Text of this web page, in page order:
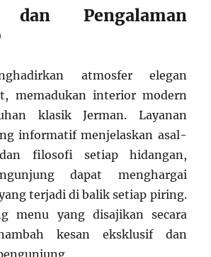
dan Pengalaman
atmosfer elegan
memadukan interior modern
klasik Jerman. Layanan
informatif menjelaskan asal-
filosofi setiap hidangan,
dapat menghargai
terjadi di balik setiap piring.
menu yang disajikan secara
kesan eksklusif dan